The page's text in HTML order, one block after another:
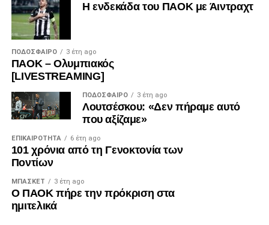
Η ενδεκάδα του ΠΑΟΚ με Άιντραχτ
ΠΟΔΌΣΦΑΙΡΟ 3 έτη ago
ΠΑΟΚ – Ολυμπιακός
[LIVESTREAMING]
ΠΟΔΌΣΦΑΙΡΟ 3 έτη ago
Λουτσέσκου: «Δεν πήραμε αυτό
που αξίζαμε»
ΕΠΙΚΑΙΡΌΤΗΤΑ 6 έτη ago
101 χρόνια από τη Γενοκτονία των
Ποντίων
ΜΠΆΣΚΕΤ 3 έτη ago
Ο ΠΑΟΚ πήρε την πρόκριση στα
ημιτελικά